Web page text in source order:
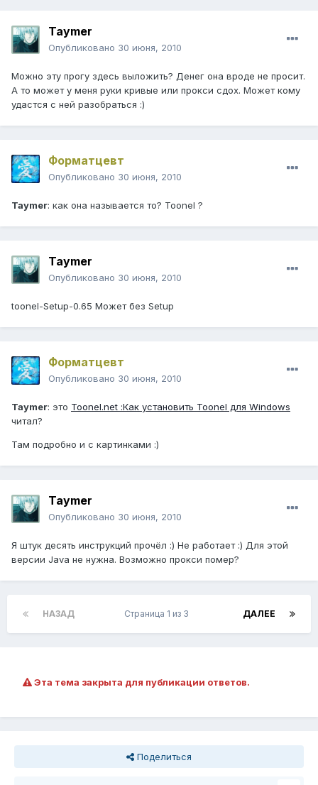
Taymer
Опубликовано 30 июня, 2010
Можно эту прогу здесь выложить? Денег она вроде не просит.
А то может у меня руки кривые или прокси сдох. Может кому
удастся с ней разобраться :)
Форматцевт
Опубликовано 30 июня, 2010
Taymer: как она называется то? Toonel ?
Taymer
Опубликовано 30 июня, 2010
toonel-Setup-0.65 Может без Setup
Форматцевт
Опубликовано 30 июня, 2010
Taymer: это Toonel.net :Как установить Toonel для Windows
читал?
Там подробно и с картинками :)
Taymer
Опубликовано 30 июня, 2010
Я штук десять инструкций прочёл :) Не работает :) Для этой
версии Java не нужна. Возможно прокси помер?
НАЗАД ДАЛЕЕ
Страница 1 из 3
Эта тема закрыта для публикации ответов.
Поделиться